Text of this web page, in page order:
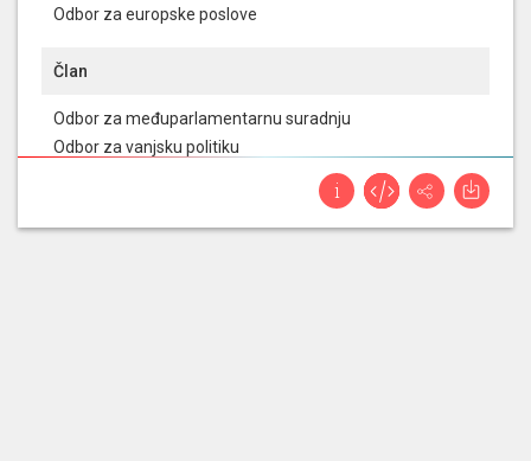
Odbor za europske poslove
Član
Odbor za međuparlamentarnu suradnju
Odbor za vanjsku politiku
Izaslanstvo Hrvatskoga sabora u Parlamentarnoj
Odbor za informiranje, informatizaciju i medije